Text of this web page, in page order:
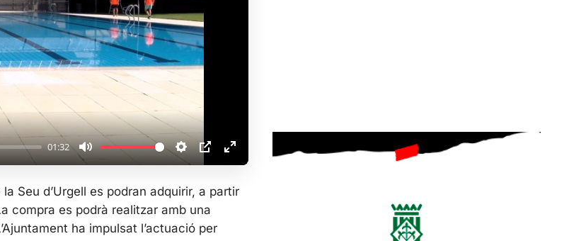
01:32
M
e
S
t
t
i
P
P
E
t
Seu d’Urgell es podran adquirir, a partir
compra es podrà realitzar amb una
ha impulsat l’actuació per